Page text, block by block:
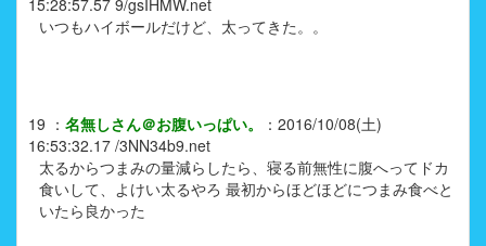
15:28:57.57 9/gsIHMW.net
いつもハイボールだけど、太ってきた。。
19 ： 名無しさん＠お腹いっぱい。 ： 2016/10/08(土)
16:53:32.17 /3NN34b9.net
太るからつまみの量減らしたら、寝る前無性に腹へってドカ
食いして、よけい太るやろ 最初からほどほどにつまみ食べと
いたら良かった